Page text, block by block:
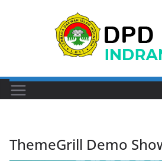
ThemeGrill Demo